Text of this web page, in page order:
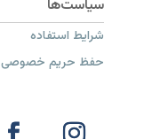
شرایط استفاده
حفظ حریم خصوصی